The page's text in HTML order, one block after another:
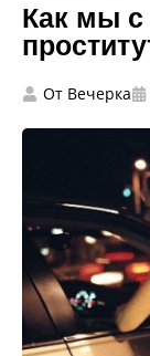
Как мы с
От Вечерка